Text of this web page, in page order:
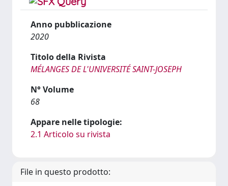
Anno pubblicazione
2020
Titolo della Rivista
MÉLANGES DE L'UNIVERSITÉ SAINT-JOSEPH
N° Volume
68
Appare nelle tipologie:
2.1 Articolo su rivista
File in questo prodotto: